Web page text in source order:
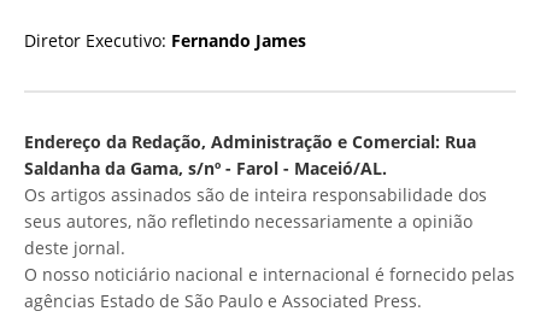
Diretor Executivo: Fernando James
Endereço da Redação, Administração e Comercial: Rua
Saldanha da Gama, s/nº - Farol - Maceió/AL.
Os artigos assinados são de inteira responsabilidade dos
seus autores, não refletindo necessariamente a opinião
deste jornal.
O nosso noticiário nacional e internacional é fornecido pelas
agências Estado de São Paulo e Associated Press.